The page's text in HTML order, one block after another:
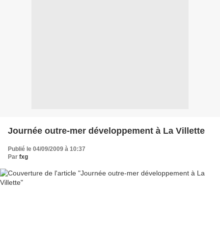
Journée outre-mer développement à La Villette
Publié le 04/09/2009 à 10:37
Par fxg